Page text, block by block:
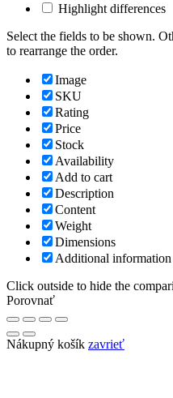
Highlight differences
Select the fields to be shown.
to rearrange the order.
Image
SKU
Rating
Price
Stock
Availability
Add to cart
Description
Content
Weight
Dimensions
Additional information
Click outside to hide the
Porovnať
Nákupný košík zavrieť